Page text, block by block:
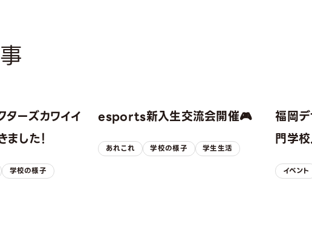
ターズカワイイ
した！
学校の様子
esports新入生交流会開催🎮
あれこれ 学校の様子 学生生活
福岡
門学
イベント